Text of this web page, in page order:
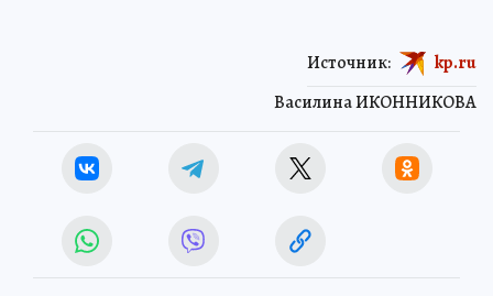
Василина ИКОННИКОВА
Источник: kp.ru